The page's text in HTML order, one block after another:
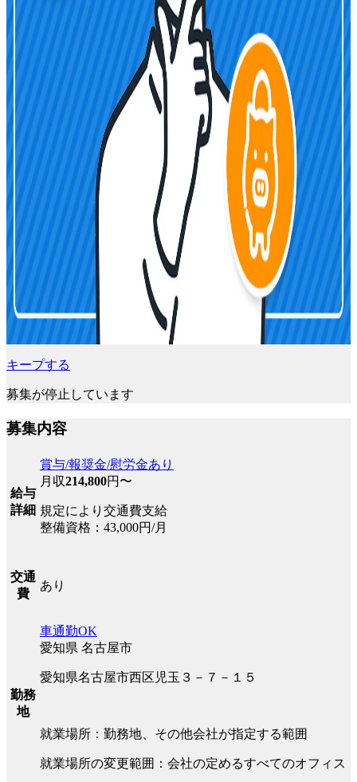
キープする
募集が停止しています
募集内容
給与
詳細
賞与/報奨金/慰労金あり
月収214,800円〜
規定により交通費支給
整備資格：43,000円/月
交通
費
あり
勤務
地
車通勤OK
愛知県 名古屋市
愛知県名古屋市西区児玉３－７－１５
就業場所：勤務地、その他会社が指定する範囲
就業場所の変更範囲：会社の定めるすべてのオフィス